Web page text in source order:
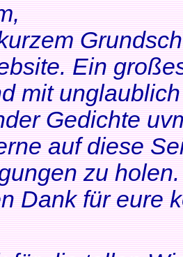
Ein
mit
Gedichte
auf diese
zu
Dank für eure